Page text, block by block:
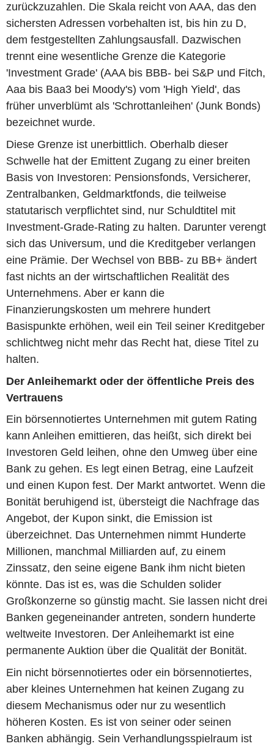
zurückzuzahlen. Die Skala reicht von AAA, das den
sichersten Adressen vorbehalten ist, bis hin zu D,
dem festgestellten Zahlungsausfall. Dazwischen
trennt eine wesentliche Grenze die Kategorie
'Investment Grade' (AAA bis BBB- bei S&P und Fitch,
Aaa bis Baa3 bei Moody's) vom 'High Yield', das
früher unverblümt als 'Schrottanleihen' (Junk Bonds)
bezeichnet wurde.
Diese Grenze ist unerbittlich. Oberhalb dieser
Schwelle hat der Emittent Zugang zu einer breiten
Basis von Investoren: Pensionsfonds, Versicherer,
Zentralbanken, Geldmarktfonds, die teilweise
statutarisch verpflichtet sind, nur Schuldtitel mit
Investment-Grade-Rating zu halten. Darunter verengt
sich das Universum, und die Kreditgeber verlangen
eine Prämie. Der Wechsel von BBB- zu BB+ ändert
fast nichts an der wirtschaftlichen Realität des
Unternehmens. Aber er kann die
Finanzierungskosten um mehrere hundert
Basispunkte erhöhen, weil ein Teil seiner Kreditgeber
schlichtweg nicht mehr das Recht hat, diese Titel zu
halten.
Der Anleihemarkt oder der öffentliche Preis des
Vertrauens
Ein börsennotiertes Unternehmen mit gutem Rating
kann Anleihen emittieren, das heißt, sich direkt bei
Investoren Geld leihen, ohne den Umweg über eine
Bank zu gehen. Es legt einen Betrag, eine Laufzeit
und einen Kupon fest. Der Markt antwortet. Wenn die
Bonität beruhigend ist, übersteigt die Nachfrage das
Angebot, der Kupon sinkt, die Emission ist
überzeichnet. Das Unternehmen nimmt Hunderte
Millionen, manchmal Milliarden auf, zu einem
Zinssatz, den seine eigene Bank ihm nicht bieten
könnte. Das ist es, was die Schulden solider
Großkonzerne so günstig macht. Sie lassen nicht drei
Banken gegeneinander antreten, sondern hunderte
weltweite Investoren. Der Anleihemarkt ist eine
permanente Auktion über die Qualität der Bonität.
Ein nicht börsennotiertes oder ein börsennotiertes,
aber kleines Unternehmen hat keinen Zugang zu
diesem Mechanismus oder nur zu wesentlich
höheren Kosten. Es ist von seiner oder seinen
Banken abhängig. Sein Verhandlungsspielraum ist